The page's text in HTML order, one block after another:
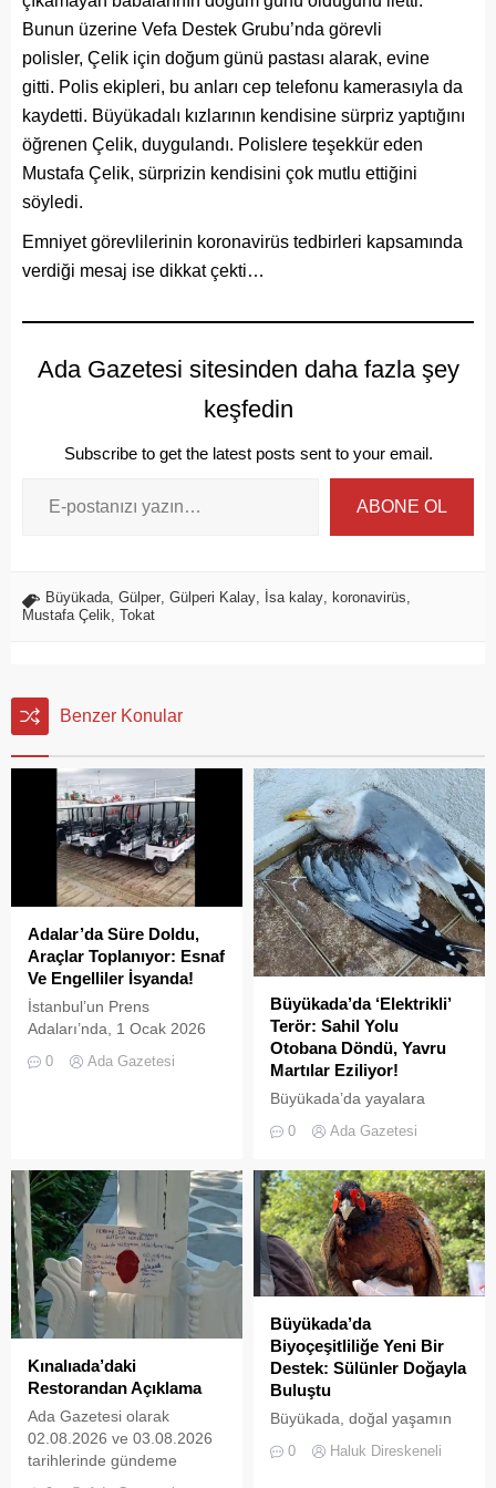
Bunun üzerine Vefa Destek Grubu’nda görevli
polisler, Çelik için doğum günü pastası alarak, evine
gitti. Polis ekipleri, bu anları cep telefonu kamerasıyla da
kaydetti. Büyükadalı kızlarının kendisine sürpriz yaptığını
öğrenen Çelik, duygulandı. Polislere teşekkür eden
Mustafa Çelik, sürprizin kendisini çok mutlu ettiğini
söyledi.
Emniyet görevlilerinin koronavirüs tedbirleri kapsamında
verdiği mesaj ise dikkat çekti…
Ada Gazetesi sitesinden daha fazla şey
keşfedin
Subscribe to get the latest posts sent to your email.
ABONE OL
Büyükada, Gülper, Gülperi Kalay, İsa kalay, koronavirüs,
Mustafa Çelik, Tokat
Benzer Konular
Adalar’da Süre Doldu,
Araçlar Toplanıyor: Esnaf
Ve Engelliler İsyanda!
İstanbul’un Prens
Adaları’nda, 1 Ocak 2026
L2 sınıfı (3 tekerlekli)
İki kez uzatılarak 31
Temmuz 2026 tarihine
kadar esnetilen sürenin
dolmasıyla birlikte, Adalar
genelinde emniyet ve zabıta
ekipleri tarafından akülü
araçların toplatılma
işlemlerine başlandı....
0 Ada Gazetesi
Büyükada’da ‘Elektrikli’
Terör: Sahil Yolu
Otobana Döndü, Yavru
Martılar Eziliyor!
Büyükada’da yayalara
tanımaz elektrikli araç
ölüm yoluna dönüştü.
Denetimsizliğin ve aşırı
hızın son kurbanları ise
beslenmek için sahile inen
yavru martılar oldu. Adada
yaşayan gönüllü bir
avukatın çabalarıyla yargıya
taşınan olaylar, adalardaki
denetim zafiyetini bir kez
daha gözler önüne serdi.
insan...
0 Ada Gazetesi
Kınalıada’daki
Restorandan Açıklama
Ada Gazetesi olarak
02.08.2026 ve 03.08.2026
tarihlerinde gündeme
Büyükada’da
Biyoçeşitliliğe Yeni Bir
Destek: Sülünler Doğayla
Buluştu
Büyükada, doğal yaşamın
korunması ve biyolojik
çeşitliliğin
0 Haluk Direskeneli